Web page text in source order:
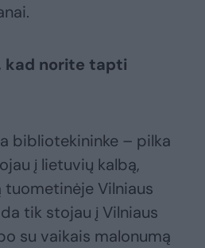
kad norite tapti
bibliotekininke – pilka
į lietuvių kalbą,
Vilniaus
tik stojau į Vilniaus
su vaikais malonumą